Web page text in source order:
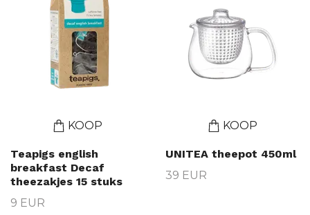
KOOP
Teapigs english
breakfast Decaf
theezakjes 15 stuks
9 EUR
KOOP
UNITEA theepot 450ml
39 EUR